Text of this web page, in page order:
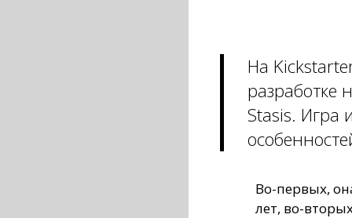
На
разработке
Stasis. Игра
Во-первых,
лет, во-